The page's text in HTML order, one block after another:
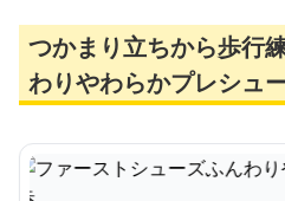
つかまり立ちから歩行
わりやわらかプレシュ